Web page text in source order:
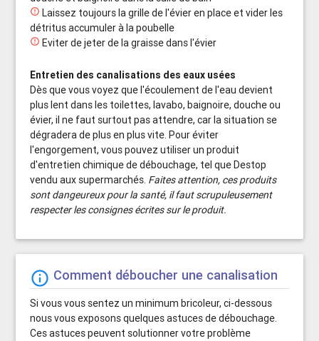
 Laissez toujours la grille de l'évier en place et vider les
détritus accumuler à la poubelle
 Eviter de jeter de la graisse dans l'évier
Entretien des canalisations des eaux usées
Dès que vous voyez que l'écoulement de l'eau devient
plus lent dans les toilettes, lavabo, baignoire, douche ou
évier, il ne faut surtout pas attendre, car la situation se
dégradera de plus en plus vite. Pour éviter
l'engorgement, vous pouvez utiliser un produit
d'entretien chimique de débouchage, tel que Destop
vendu aux supermarchés. Faites attention, ces produits
sont dangeureux pour la santé, il faut scrupuleusement
respecter les consignes écrites sur le produit.
info_outline Comment déboucher une canalisation
Si vous vous sentez un minimum bricoleur, ci-dessous
nous vous exposons quelques astuces de débouchage.
Ces astuces peuvent solutionner votre problème